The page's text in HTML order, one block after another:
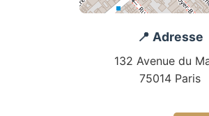
📍 Adresse
132 Avenue du
75014 Paris